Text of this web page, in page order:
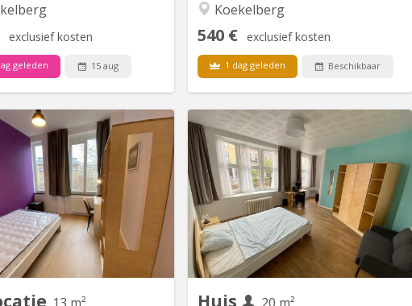
exclusief kosten
geleden 15 aug
Koekelberg
540 € exclusief kosten
1 dag geleden Beschikbaar
BK 19686
08 La maison Louise peut
jusqu’à 13 locataires dans des
spacieuses. Elle est située
Henri Jaspar 112, juste à côté
Louise. En plein cœur de St-
Gilles, cette magnifique maison
aussi une grande cour avec
un salon et une salle de...
Huis
BK 20057
🏠Chambre 01 Dailly est une maison
art-déco, ancien studio
d’enregistrement, de 10 chambres. La
maison est située Avenue Rogier 297
1030 Schaerbeek entre les arrêts de
tram/bus Patrie et Bienfaiteurs
(desservis par les bus 04-64-65 et les
trams 25 et 62). Elle se trouve à côté